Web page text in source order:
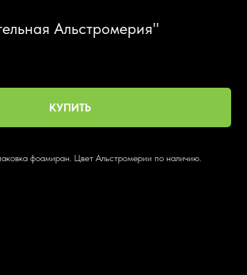
Альстромерия"
КУПИТЬ
фоамиран. Цвет Альстромерии по наличию.